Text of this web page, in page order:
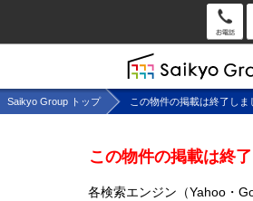
Saikyo Group トップ この物件の掲載は終了しま
この物件の掲載は終
各検索エンジン（Yahoo・